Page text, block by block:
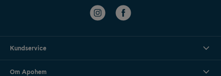
Kundservice
Om Apohem